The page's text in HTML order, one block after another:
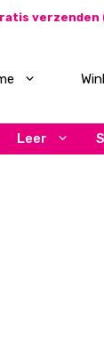
verzenden
Leer